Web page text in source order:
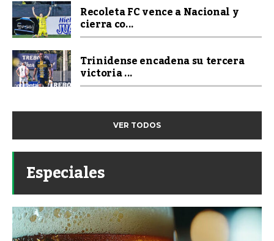
Recoleta FC vence a Nacional y
cierra co...
Trinidense encadena su tercera
victoria ...
VER TODOS
Especiales